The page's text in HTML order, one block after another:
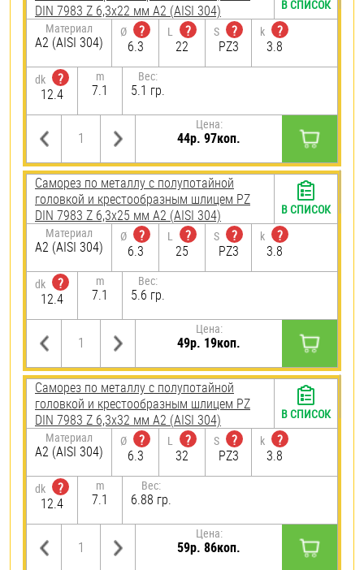
DIN 7983 Z 6,3х22 мм А2 (AISI 304)
Материал
А2 (AISI 304)
Ø
?
6.3
L
?
22
S
?
PZ3
k
?
3.8
dk
?
12.4
m
7.1
Вес:
5.1 гр.
Цена:
44р. 97коп.
В СПИСОК
Саморез по металлу с полупотайной
головкой и крестообразным шлицем PZ
DIN 7983 Z 6,3х25 мм А2 (AISI 304)
Материал
А2 (AISI 304)
Ø
?
6.3
L
?
25
S
?
PZ3
k
?
3.8
dk
?
12.4
m
7.1
Вес:
5.6 гр.
Цена:
49р. 19коп.
В СПИСОК
Саморез по металлу с полупотайной
головкой и крестообразным шлицем PZ
DIN 7983 Z 6,3х32 мм А2 (AISI 304)
Материал
А2 (AISI 304)
Ø
?
6.3
L
?
32
S
?
PZ3
k
?
3.8
dk
?
12.4
m
7.1
Вес:
6.88 гр.
Цена:
59р. 86коп.
В СПИСОК